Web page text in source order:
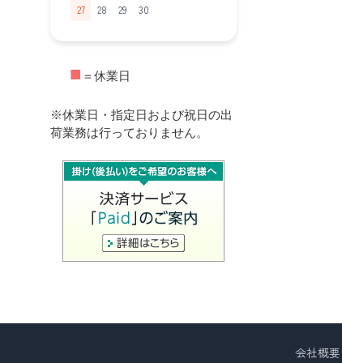
27
28 29 30
■ ＝休業日
※休業日・指定日および祝日の出
荷業務は行っておりません。
会社概要